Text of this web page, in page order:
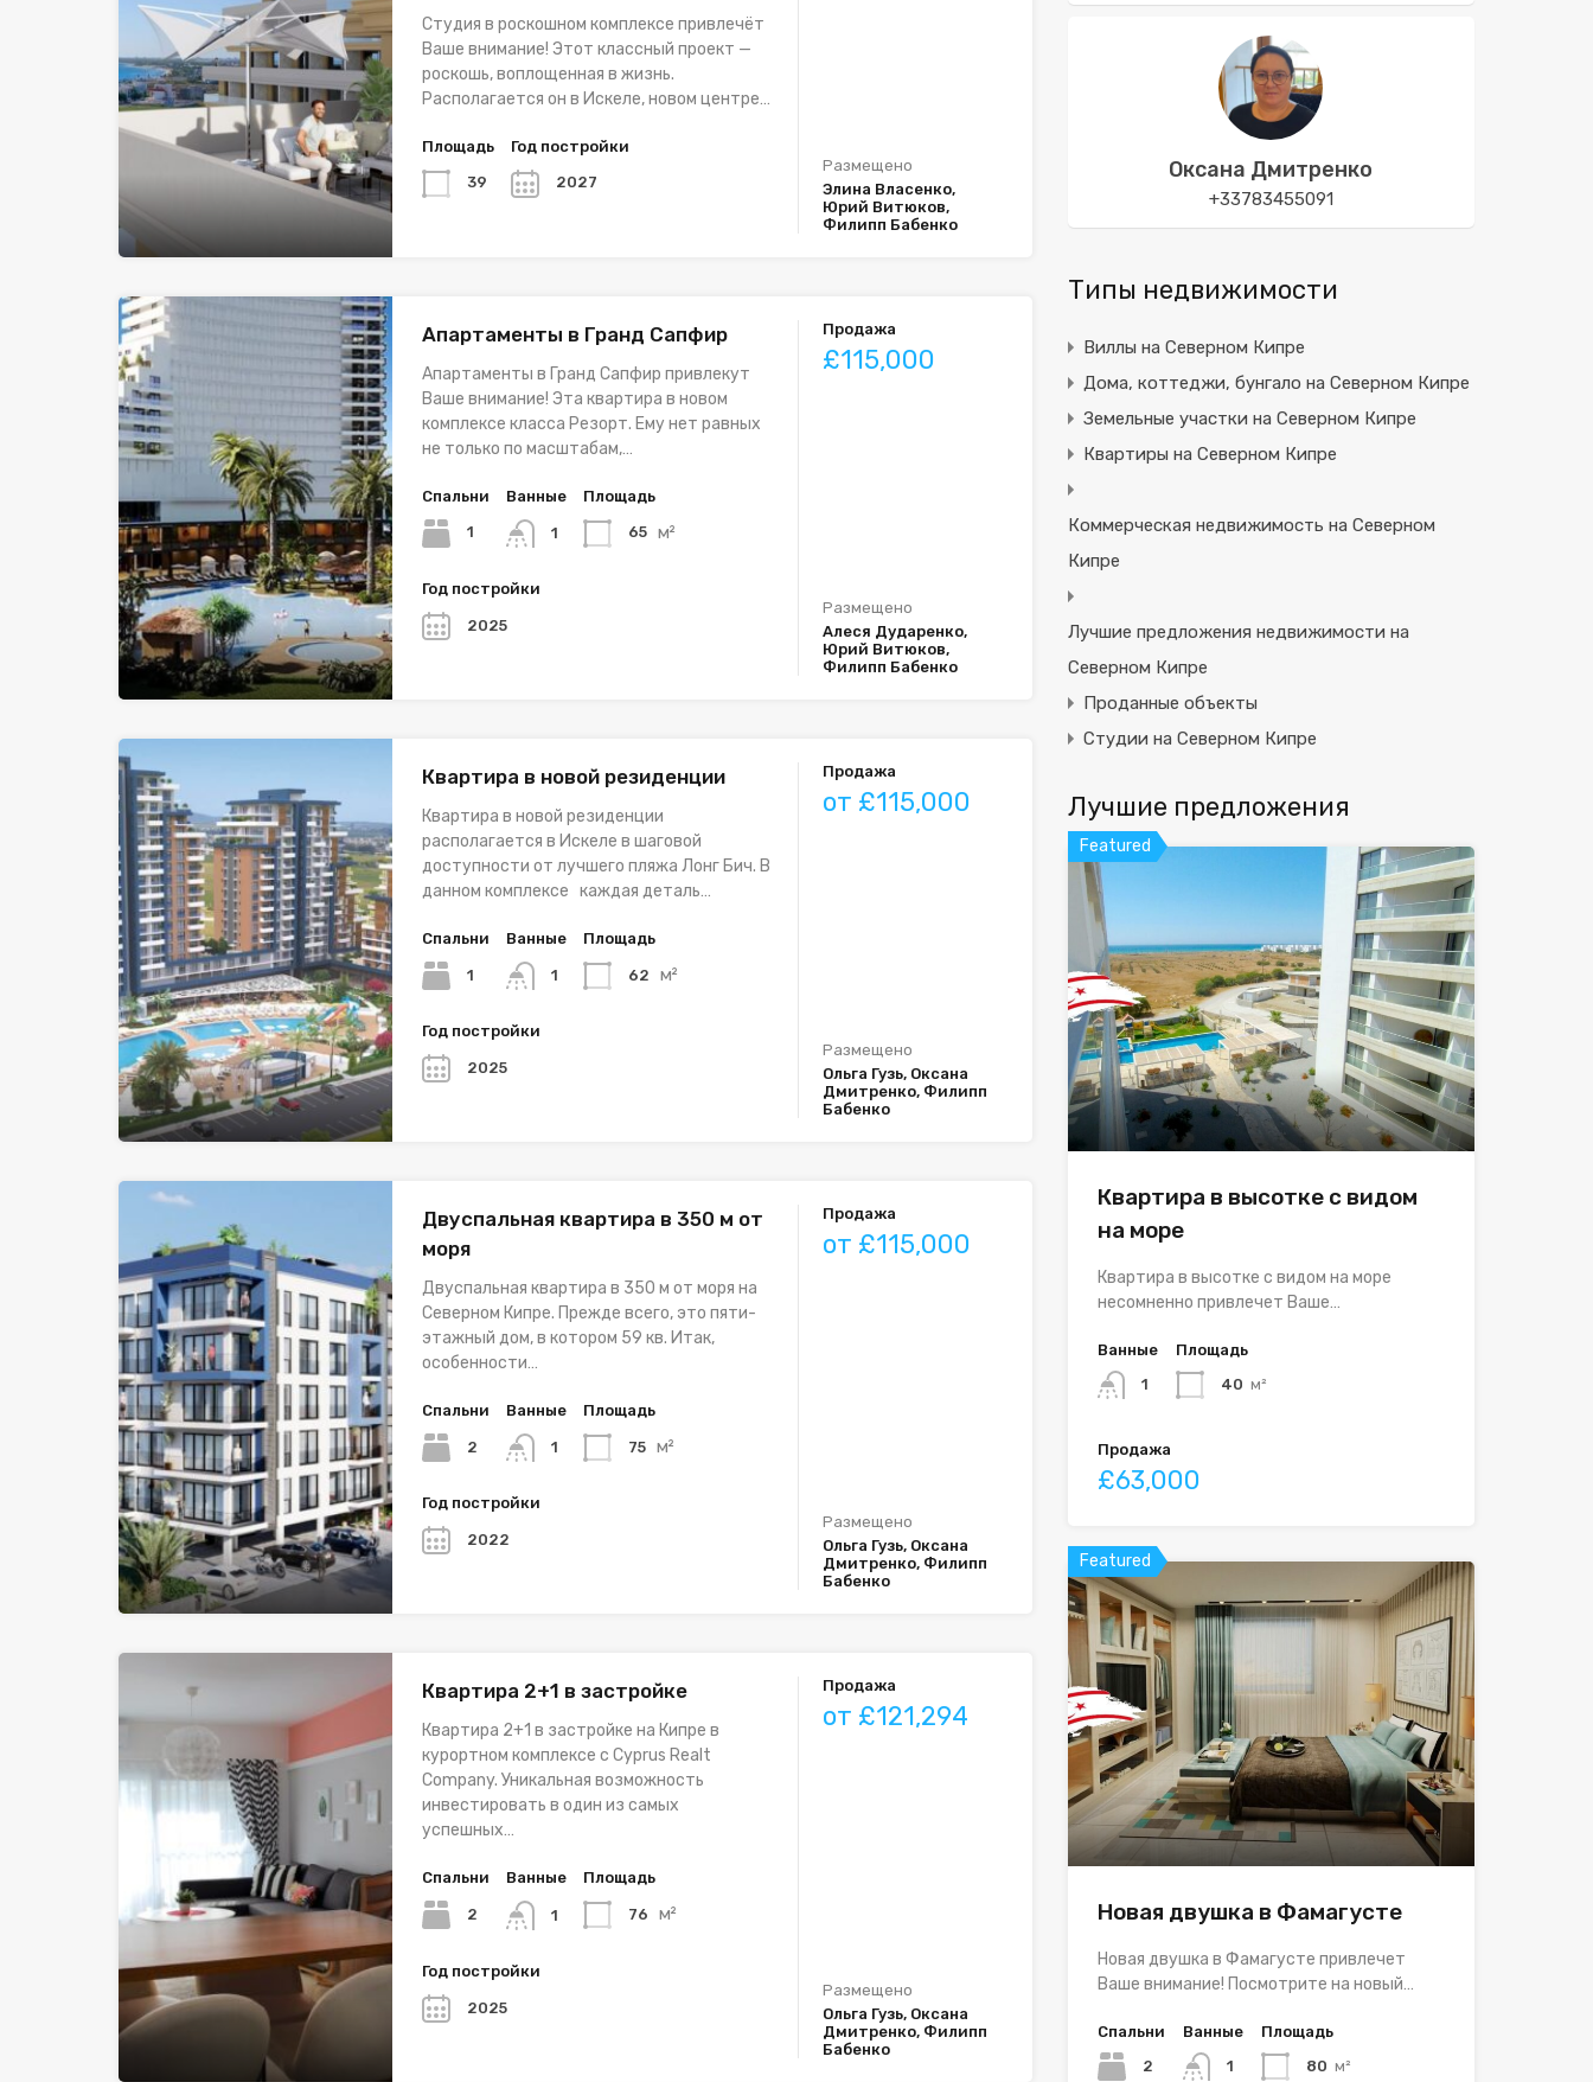
Студия в роскошном комплексе привлечёт
Ваше внимание! Этот классный проект —
роскошь, воплощенная в жизнь.
Располагается он в Искеле, новом центре…
Площадь
39
Год постройки
2027
Размещено
Элина Власенко,
Юрий Витюков,
Филипп Бабенко
Апартаменты в Гранд Сапфир
Апартаменты в Гранд Сапфир привлекут
Ваше внимание! Эта квартира в новом
комплексе класса Резорт. Ему нет равных
не только по масштабам,…
Спальни
1
Ванные
1
Площадь
65 м²
Год постройки
2025
Продажа
£115,000
Размещено
Алеся Дударенко,
Юрий Витюков,
Филипп Бабенко
Квартира в новой резиденции
Квартира в новой резиденции
располагается в Искеле в шаговой
доступности от лучшего пляжа Лонг Бич. В
данном комплексе каждая деталь…
Спальни
1
Ванные
1
Площадь
62 м²
Год постройки
2025
Продажа
от £115,000
Размещено
Ольга Гузь, Оксана
Дмитренко, Филипп
Бабенко
Двуспальная квартира в 350 м от
моря
Двуспальная квартира в 350 м от моря на
Северном Кипре. Прежде всего, это пяти-
этажный дом, в котором 59 кв. Итак,
особенности…
Спальни
2
Ванные
1
Площадь
75 м²
Год постройки
2022
Продажа
от £115,000
Размещено
Ольга Гузь, Оксана
Дмитренко, Филипп
Бабенко
Квартира 2+1 в застройке
Квартира 2+1 в застройке на Кипре в
курортном комплексе с Cyprus Realt
Company. Уникальная возможность
инвестировать в один из самых
успешных…
Спальни
2
Ванные
1
Площадь
76 м²
Год постройки
2025
Продажа
от £121,294
Размещено
Ольга Гузь, Оксана
Дмитренко, Филипп
Бабенко
Оксана Дмитренко
+33783455091
Типы недвижимости
Виллы на Северном Кипре
Дома, коттеджи, бунгало на Северном Кипре
Земельные участки на Северном Кипре
Квартиры на Северном Кипре
Коммерческая недвижимость на Северном
Кипре
Лучшие предложения недвижимости на
Северном Кипре
Проданные объекты
Студии на Северном Кипре
Лучшие предложения
Featured
Квартира в высотке с видом
на море
Квартира в высотке с видом на море
несомненно привлечет Ваше…
Ванные
1
Площадь
40 м²
Продажа
£63,000
Featured
Новая двушка в Фамагусте
Новая двушка в Фамагусте привлечет
Ваше внимание! Посмотрите на новый…
Спальни
2
Ванные
1
Площадь
80 м²